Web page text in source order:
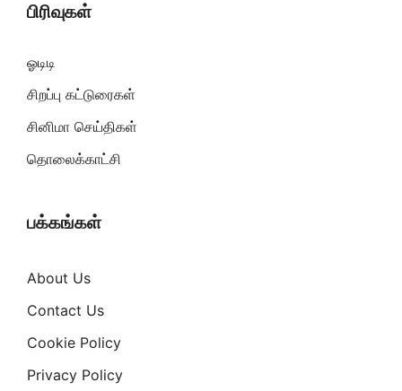
பிரிவுகள்
ஓடிடி
சிறப்பு கட்டுரைகள்
சினிமா செய்திகள்
தொலைக்காட்சி
பக்கங்கள்
About Us
Contact Us
Cookie Policy
Privacy Policy